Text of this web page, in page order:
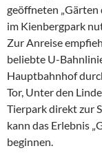
geöffneten „Gärten
im Kienbergpark
Zur Anreise
beliebte U-
Hauptbahnhof
Tor, Unter den
Tierpark direkt zur
kann das Erlebnis
beginnen.